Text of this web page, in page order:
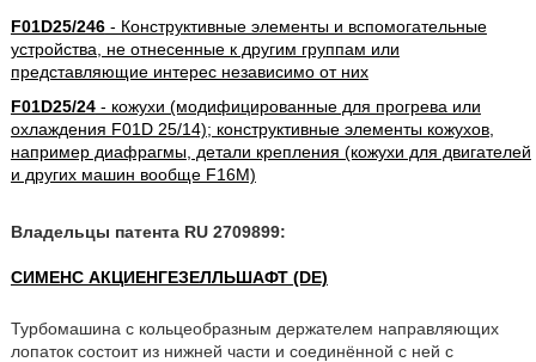
F01D25/246- Конструктивные элементы и вспомогательные
устройства, не отнесенные к другим группам или
представляющие интерес независимо от них
F01D25/24- кожухи (модифицированные для прогрева или
охлаждения F01D 25/14); конструктивные элементы кожухов,
например диафрагмы, детали крепления (кожухи для двигателей
и других машин вообще F16M)
Владельцы патента RU 2709899:
СИМЕНС АКЦИЕНГЕЗЕЛЛЬШАФТ (DE)
Турбомашина с кольцеобразным держателем направляющих
лопаток состоит из нижней части и соединённой с ней с